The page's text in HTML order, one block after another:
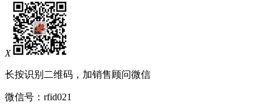
X
长按识别二维码，加销售顾问微信
微信号： rfid021